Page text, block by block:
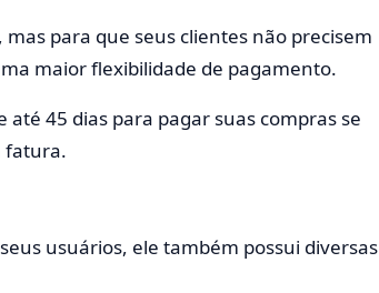
para que seus clientes não precisem
maior flexibilidade de pagamento.
45 dias para pagar suas compras se
fatura.
usuários, ele também possui diversas